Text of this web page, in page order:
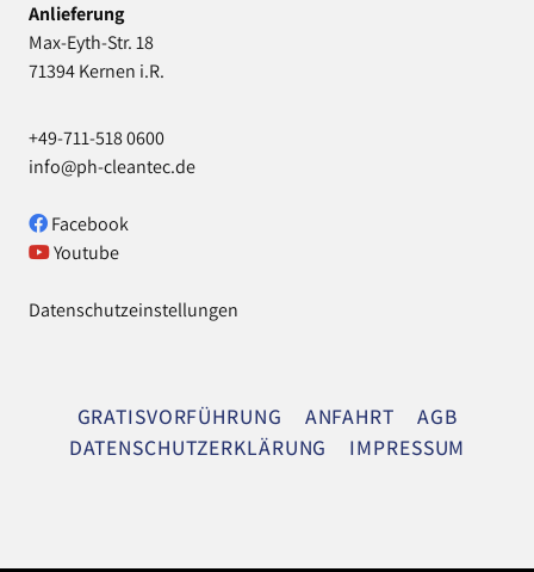
Anlieferung
Max-Eyth-Str. 18
71394 Kernen i.R.
+49-711-518 0600
info@ph-cleantec.de
Facebook
Youtube
Datenschutzeinstellungen
überspringen
GRATISVORFÜHRUNG ANFAHRT
AGB
DATENSCHUTZERKLÄRUNG
IMPRESSUM